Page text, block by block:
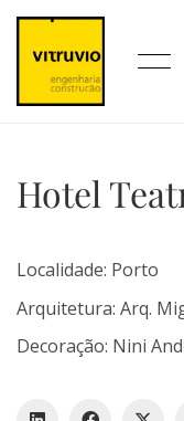
Hotel
Localidade: Porto
Arquitetura: Arq.
Decoração: Nini